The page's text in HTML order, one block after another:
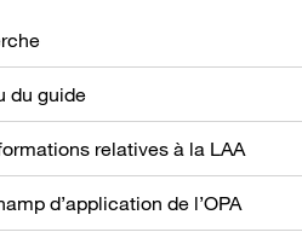
du guide
relatives à la LAA
d’application de l’OPA